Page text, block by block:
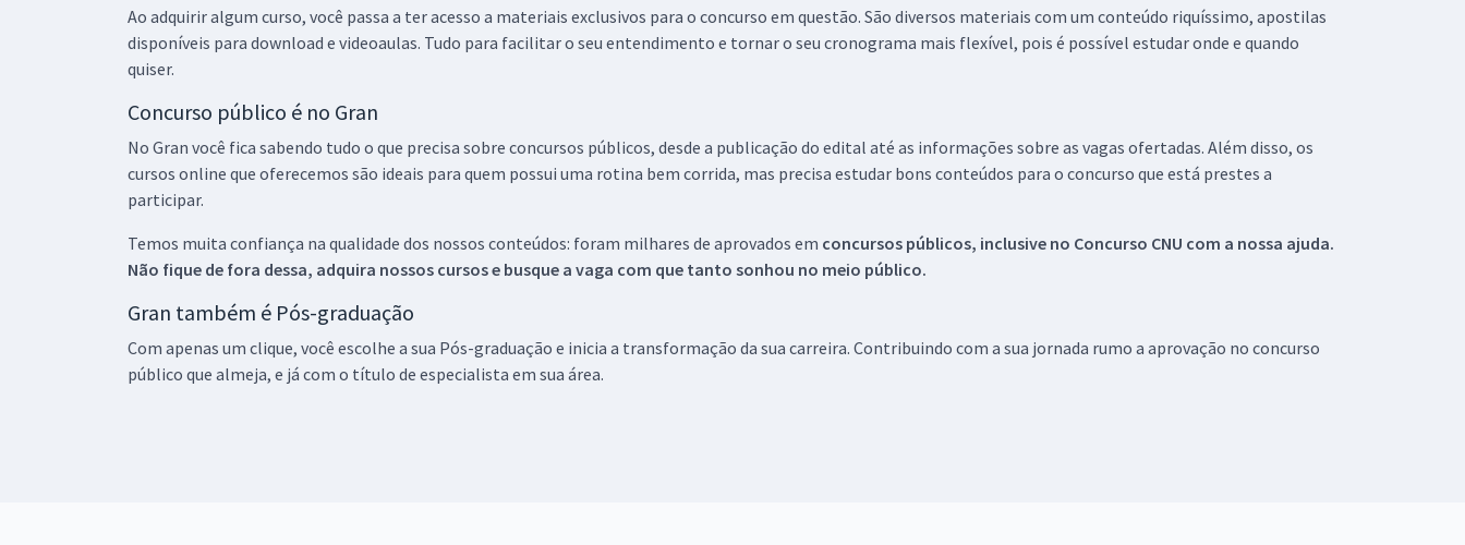
Ao adquirir algum curso, você passa a ter acesso a materiais exclusivos para o concurso em questão. São diversos materiais com um conteúdo riquíssimo, apostilas
disponíveis para download e videoaulas. Tudo para facilitar o seu entendimento e tornar o seu cronograma mais flexível, pois é possível estudar onde e quando
quiser.
Concurso público é no Gran
No Gran você fica sabendo tudo o que precisa sobre concursos públicos, desde a publicação do edital até as informações sobre as vagas ofertadas. Além disso, os
cursos online que oferecemos são ideais para quem possui uma rotina bem corrida, mas precisa estudar bons conteúdos para o concurso que está prestes a
participar.
Temos muita confiança na qualidade dos nossos conteúdos: foram milhares de aprovados em concursos públicos, inclusive no Concurso CNU com a nossa ajuda.
Não fique de fora dessa, adquira nossos cursos e busque a vaga com que tanto sonhou no meio público.
Gran também é Pós-graduação
Com apenas um clique, você escolhe a sua Pós-graduação e inicia a transformação da sua carreira. Contribuindo com a sua jornada rumo a aprovação no concurso
público que almeja, e já com o título de especialista em sua área.